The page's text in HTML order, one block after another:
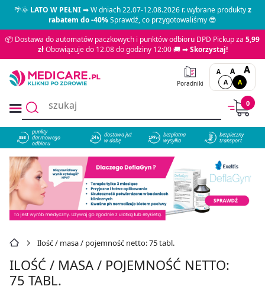
🌴🌞LATO W PEŁNI➡ W dniach 22.07-12.08.2026 r. wybrane produktyz
rabatem do -40%Sprawdź, co przygotowaliśmy 😎
📦 Dostawa do automatów paczkowych i punktów odbioru DPD Pickup za 5,99
złObowiązuje do 12.08 do godziny 12:00 🚚 ➡Skorzystaj!
Poradniki
A A A
A A
0
858
punkty
darmowego
odbioru
dostawa już
w dobę
bezpłatna
wysyłka
bezpieczny
transport
Ilość / masa / pojemność netto: 75 tabl.
ILOŚĆ / MASA / POJEMNOŚĆ NETTO:
75 TABL.